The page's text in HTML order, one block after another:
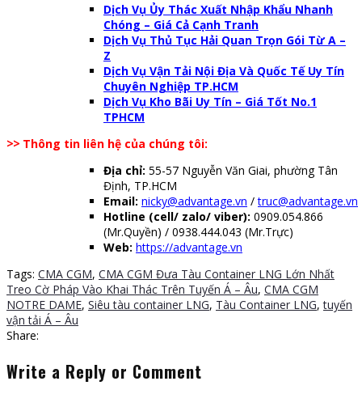
Dịch Vụ Ủy Thác Xuất Nhập Khẩu Nhanh
Chóng – Giá Cả Cạnh Tranh
Dịch Vụ Thủ Tục Hải Quan Trọn Gói Từ A –
Z
Dịch Vụ Vận Tải Nội Địa Và Quốc Tế Uy Tín
Chuyên Nghiệp TP.HCM
Dịch Vụ Kho Bãi Uy Tín – Giá Tốt No.1
TPHCM
>> Thông tin liên hệ của chúng tôi:
Địa chỉ: 55-57 Nguyễn Văn Giai, phường Tân
Định, TP.HCM
Email: nicky@advantage.vn / truc@advantage.vn
Hotline (cell/ zalo/ viber): 0909.054.866
(Mr.Quyền) / 0938.444.043 (Mr.Trực)
Web: https://advantage.vn
Tags: CMA CGM, CMA CGM Đưa Tàu Container LNG Lớn Nhất
Treo Cờ Pháp Vào Khai Thác Trên Tuyến Á – Âu, CMA CGM
NOTRE DAME, Siêu tàu container LNG, Tàu Container LNG,tuyến
vận tải Á – Âu
Share:
Write a Reply or Comment